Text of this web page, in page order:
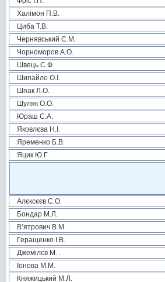
Халімон П.В.
Циба Т.В.
Чернявський С.М.
Чорноморов А.О.
Швець С.Ф.
Шипайло О.І.
Шпак Л.О.
Шуляк О.О.
Юраш С.А.
Яковлєва Н.І.
Яременко Б.В.
Яцик Ю.Г.
Алєксєєв С.О.
Бондар М.Л.
В’ятрович В.М.
Геращенко І.В.
Джемілєв М. .
Іонова М.М.
Княжицький М.Л.